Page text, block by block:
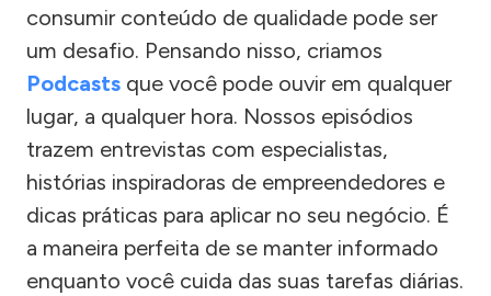
consumir conteúdo de qualidade pode ser
um desafio. Pensando nisso, criamos
Podcasts que você pode ouvir em qualquer
lugar, a qualquer hora. Nossos episódios
trazem entrevistas com especialistas,
histórias inspiradoras de empreendedores e
dicas práticas para aplicar no seu negócio. É
a maneira perfeita de se manter informado
enquanto você cuida das suas tarefas diárias.